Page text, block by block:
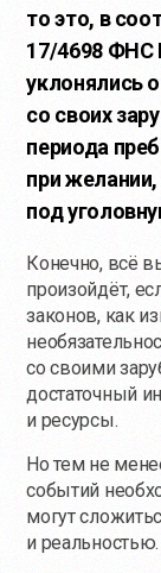
то это, в
17/4698 ФНС
уклонялись
со своих
периода
при
под
Конечно, всё
произойдёт,
законов, как
со своими
достаточный
и ресурсы.
Но тем не
событий
могут
и реальностью.